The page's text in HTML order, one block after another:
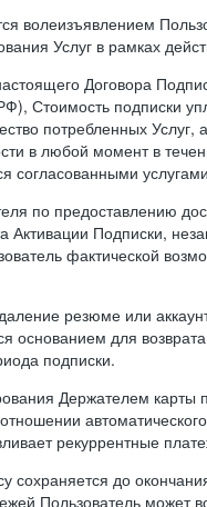
волеизъявлением
Услуг в рамках
Договора
Стоимость подписки
потребленных Услуг,
в любой момент в
согласованными
по предоставлению
Подписки,
фактической
резюме или
основанием для
подписки.
Держателем карты
рекуррентные
сохраняется до
Пользователь может